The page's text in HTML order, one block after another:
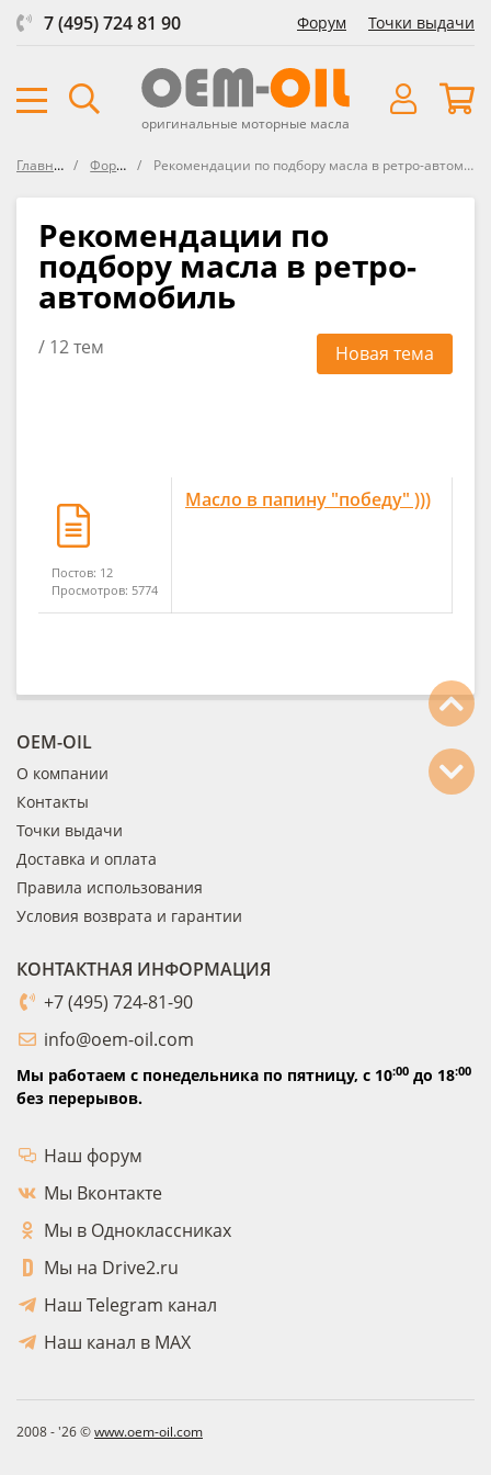
7 (495) 724 81 90 Форум Точки выдачи
оригинальные моторные масла
Главная Форум Рекомендации по подбору масла в ретро-автомобиль
Рекомендации по
подбору масла в ретро-
автомобиль
/ 12 тем Новая тема
Постов: 12
Просмотров: 5774
Масло в папину "победу" )))
OEM-OIL
О компании
Контакты
Точки выдачи
Доставка и оплата
Правила использования
Условия возврата и гарантии
КОНТАКТНАЯ ИНФОРМАЦИЯ
+7 (495) 724-81-90
info@oem-oil.com
Мы работаем с понедельника по пятницу, с 10:00 до 18:00
без перерывов.
Наш форум
Мы Вконтакте
Мы в Одноклассниках
Мы на Drive2.ru
Наш Telegram канал
Наш канал в MAX
2008 - '26 ©www.oem-oil.com